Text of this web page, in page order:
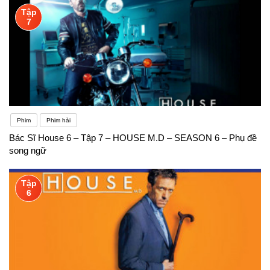
Tập
7
Phim Phim hài
Bác Sĩ House 6 – Tập 7 – HOUSE M.D – SEASON 6 – Phụ đề
song ngữ
Tập
6